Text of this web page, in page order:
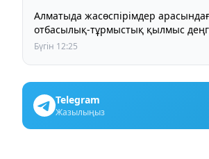
Алматыда жасөспірімдер
отбасылық-тұрмыстық қылмыс
Бүгін 12:25
Telegram
Жазылыңыз